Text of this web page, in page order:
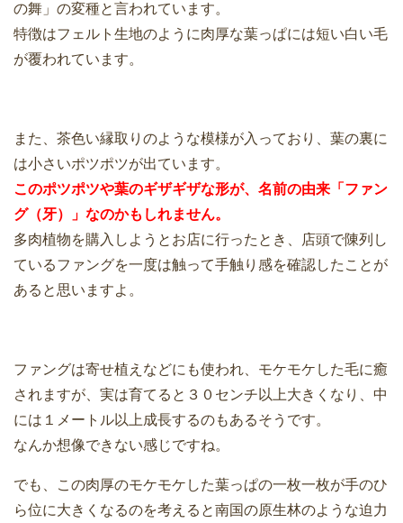
の舞」の変種と言われています。
特徴はフェルト生地のように肉厚な葉っぱには短い白い毛
が覆われています。
また、茶色い縁取りのような模様が入っており、葉の裏に
は小さいポツポツが出ています。
このポツポツや葉のギザギザな形が、名前の由来「ファン
グ（牙）」なのかもしれません。
多肉植物を購入しようとお店に行ったとき、店頭で陳列し
ているファングを一度は触って手触り感を確認したことが
あると思いますよ。
ファングは寄せ植えなどにも使われ、モケモケした毛に癒
されますが、実は育てると３０センチ以上大きくなり、中
には１メートル以上成長するのもあるそうです。
なんか想像できない感じですね。
でも、この肉厚のモケモケした葉っぱの一枚一枚が手のひ
ら位に大きくなるのを考えると南国の原生林のような迫力